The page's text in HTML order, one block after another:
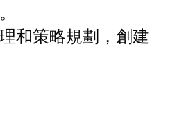
和策略規劃，創建